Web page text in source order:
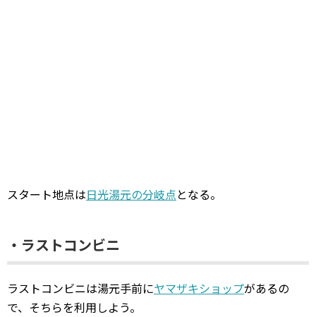
スタート地点は日光湯元の分岐点となる。
・ラストコンビニ
ラストコンビニは湯元手前にヤマザキショップがあるの
で、そちらを利用しよう。